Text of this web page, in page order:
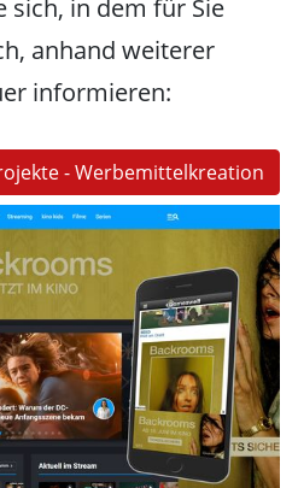
sich, in dem für Sie
anhand weiterer
informieren:
- Werbemittelkreation
mit Video, sowie
Kino Special Interest